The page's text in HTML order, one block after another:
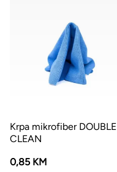
Krpa mikrofiber DOUBLE
CLEAN
0,85 KM